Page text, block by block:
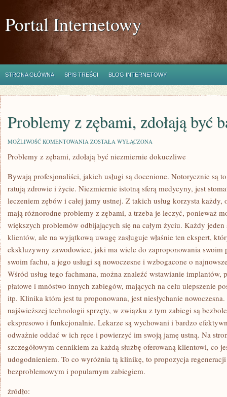
Portal Internetowy
STRONA GŁÓWNA SPIS TREŚCI BLOG INTERNETOWY
Problemy z zębami, zdołają być
MOŻLIWOŚĆ KOMENTOWANIA PROBLEMY
ZĘBAMI,
ZDOŁAJĄ
BARDZO
TRUDNE
ZOSTAŁA WYŁĄCZONA
Problemy z zębami, zdołają być niezmiernie dokuczliwe
Bywają profesjonaliści, jakich usługi są docenione. Notorycznie są
ratują zdrowie i życie. Niezmiernie istotną sferą medycyny, jest
leczeniem zębów i całej jamy ustnej. Z takich usług korzysta
mają różnorodne problemy z zębami, a trzeba je leczyć, ponieważ
większych problemów odbijających się na całym życiu. Każdy
klientów, ale na wyjątkową uwagę zasługuje właśnie ten ekspert,
ekskluzywny zawodowiec, jaki ma wiele do zaproponowania swoim
swoim fachu, a jego usługi są nowoczesne i wzbogacone o
Wśród usług tego fachmana, można znaleźć wstawianie
płatowe i mnóstwo innych zabiegów, mających na celu ulepszenie
itp. Klinika która jest tu proponowana, jest niesłychanie
najświeższej technologii sprzęty, w związku z tym zabiegi są
ekspresowo i funkcjonalnie. Lekarze są wychowani i bardzo
odważnie oddać w ich ręce i powierzyć im swoją jamę ustną. Na
szczegółowym cennikiem za każdą służbę oferowaną klientowi, co
udogodnieniem. To co wyróżnia tą klinikę, to propozycja
bezproblemowym i popularnym zabiegiem.
źródło: